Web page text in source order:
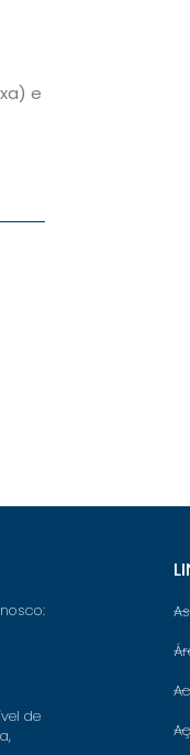
e
de